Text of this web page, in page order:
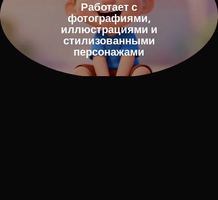
Работает с
фотографиями,
иллюстрациями и
стилизованными
персонажами